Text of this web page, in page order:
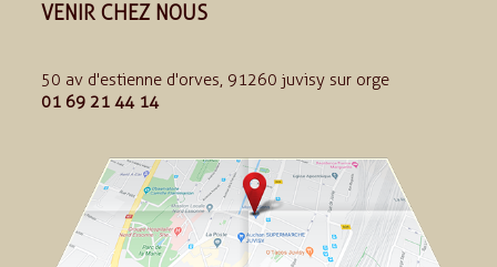
VENIR CHEZ NOUS
50 av d'estienne d'orves, 91260 juvisy sur orge
01 69 21 44 14